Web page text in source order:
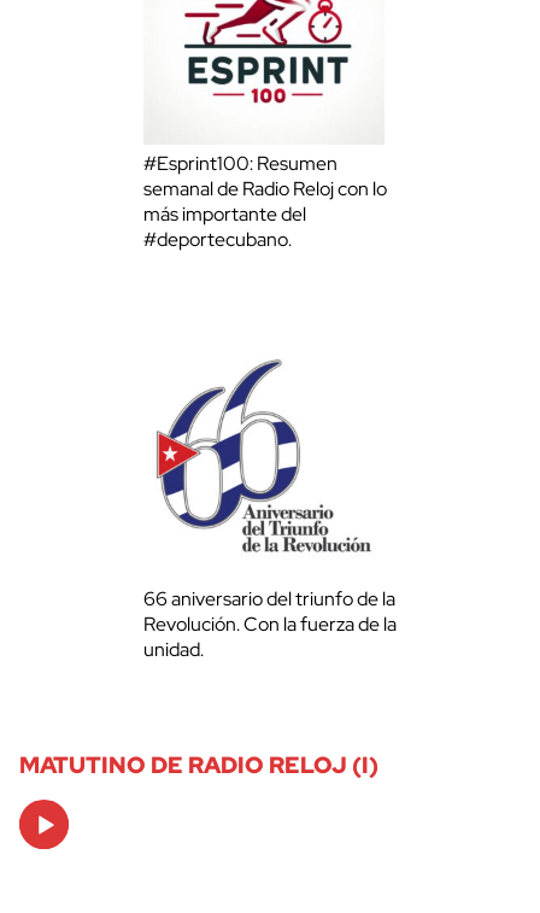
#Esprint100: Resumen
semanal de Radio Reloj con lo
más importante del
#deportecubano.
66 aniversario del triunfo de la
Revolución. Con la fuerza de la
unidad.
MATUTINO DE RADIO RELOJ (I)
Audio
Player